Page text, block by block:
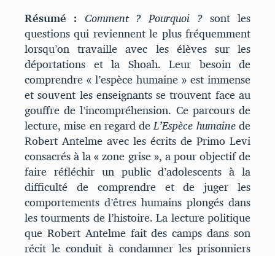
Résumé : Comment ? Pourquoi ? sont les
questions qui reviennent le plus fréquemment
lorsqu’on travaille avec les élèves sur les
déportations et la Shoah. Leur besoin de
comprendre « l’espèce humaine » est immense
et souvent les enseignants se trouvent face au
gouffre de l’incompréhension. Ce parcours de
lecture, mise en regard deL’Espèce humainede
Robert Antelme avec les écrits de Primo Levi
consacrés à la « zone grise », a pour objectif de
faire réfléchir un public d’adolescents à la
difficulté de comprendre et de juger les
comportements d’êtres humains plongés dans
les tourments de l’histoire. La lecture politique
que Robert Antelme fait des camps dans son
récit le conduit à condamner les prisonniers